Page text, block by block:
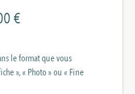
€
prix :
le format que vous
», « Photo » ou « Fine